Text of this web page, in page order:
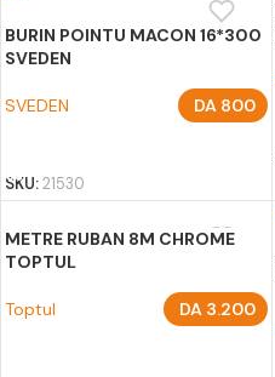
BURIN POINTU MACON 16*300
SVEDEN
SVEDEN DA800
SKU:21530
METRE RUBAN 8M CHROME
TOPTUL
Toptul DA3.200